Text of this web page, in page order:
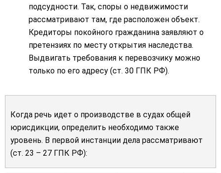
подсудности. Так, споры о недвижимости
рассматривают там, где расположен объект.
Кредиторы покойного гражданина заявляют о
претензиях по месту открытия наследства.
Выдвигать требования к перевозчику можно
только по его адресу (ст. 30 ГПК РФ).
Когда речь идет о производстве в судах общей
юрисдикции, определить необходимо также
уровень. В первой инстанции дела рассматривают
(ст. 23 – 27 ГПК РФ):